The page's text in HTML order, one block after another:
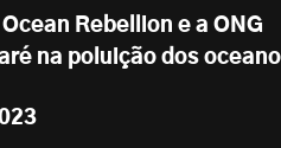
Rebellion e a ONG
na poluição dos